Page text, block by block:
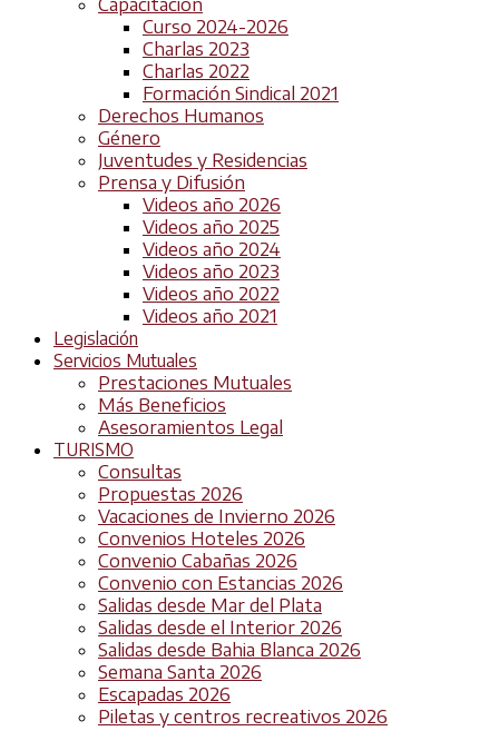
Capacitación
Curso 2024-2026
Charlas 2023
Charlas 2022
Formación Sindical 2021
Derechos Humanos
Género
Juventudes y Residencias
Prensa y Difusión
Videos año 2026
Videos año 2025
Videos año 2024
Videos año 2023
Videos año 2022
Videos año 2021
Legislación
Servicios Mutuales
Prestaciones Mutuales
Más Beneficios
Asesoramientos Legal
TURISMO
Consultas
Propuestas 2026
Vacaciones de Invierno 2026
Convenios Hoteles 2026
Convenio Cabañas 2026
Convenio con Estancias 2026
Salidas desde Mar del Plata
Salidas desde el Interior 2026
Salidas desde Bahia Blanca 2026
Semana Santa 2026
Escapadas 2026
Piletas y centros recreativos 2026